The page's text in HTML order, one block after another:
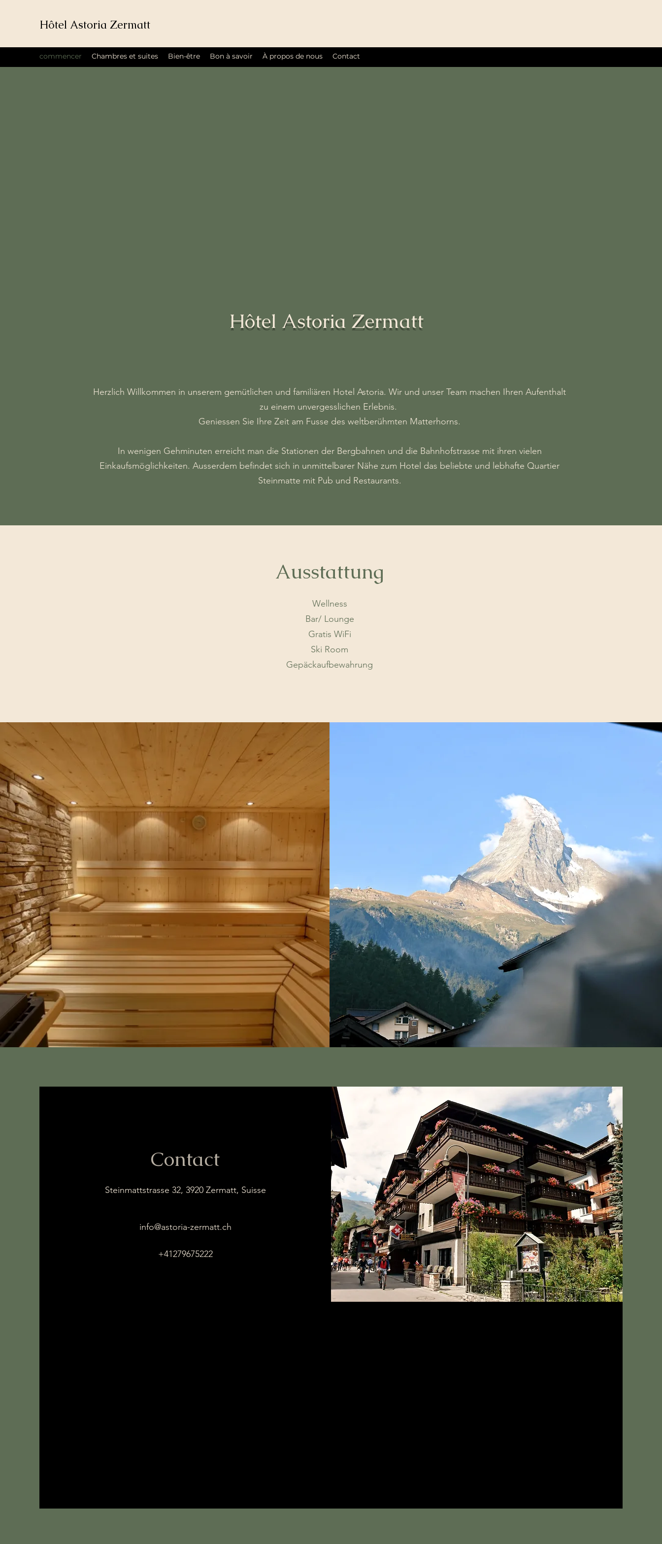
Hôtel Astoria Zermatt
commencer Chambres et suites Bien-être Bon à savoir À propos de nous Contact
Hôtel Astoria Zermatt
Herzlich Willkommen in unserem gemütlichen und familiären Hotel Astoria. Wir und unser Team machen Ihren Aufenthalt
zu einem unvergesslichen Erlebnis.
Geniessen Sie Ihre Zeit am Fusse des weltberühmten Matterhorns.
In wenigen Gehminuten erreicht man die Stationen der Bergbahnen und die Bahnhofstrasse mit ihren vielen
Einkaufsmöglichkeiten. Ausserdem befindet sich in unmittelbarer Nähe zum Hotel das beliebte und lebhafte Quartier
Steinmatte mit Pub und Restaurants.
Ausstattung
Wellness
Bar/ Lounge
Gratis WiFi
Ski Room
Gepäckaufbewahrung
Contact
Steinmattstrasse 32, 3920 Zermatt, Suisse
info@astoria-zermatt.ch
+41279675222